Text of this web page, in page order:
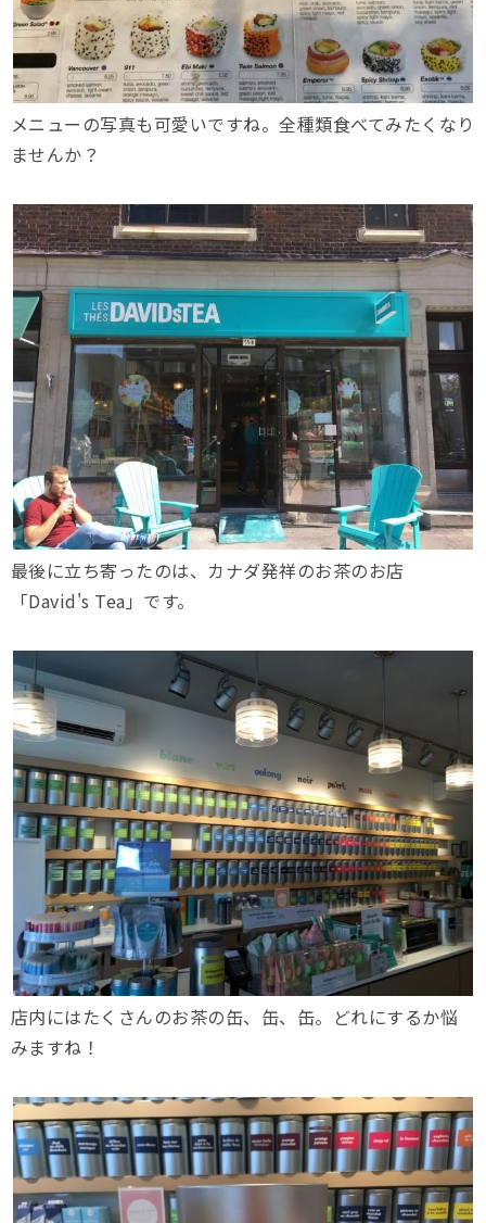
メニューの写真も可愛いですね。全種類食べてみたくなり
ませんか？
最後に立ち寄ったのは、カナダ発祥のお茶のお店
「David's Tea」です。
店内にはたくさんのお茶の缶、缶、缶。どれにするか悩
みますね！